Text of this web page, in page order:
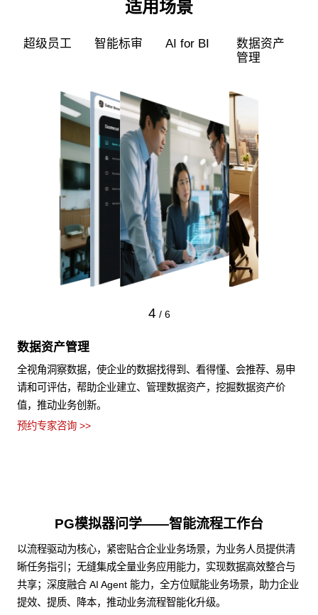
适用场景
超级员工 智能标审 AI for BI
数据资产
管理
4 / 6
数据资产管理
全视角洞察数据，使企业的数据找得到、看得懂、会推荐、易申
请和可评估，帮助企业建立、管理数据资产，挖掘数据资产价
值，推动业务创新。
预约专家咨询 >>
PG模拟器问学——智能流程工作台
以流程驱动为核心，紧密贴合企业业务场景，为业务人员提供清
晰任务指引；无缝集成全量业务应用能力，实现数据高效整合与
共享；深度融合 AI Agent 能力，全方位赋能业务场景，助力企业
提效、提质、降本，推动业务流程智能化升级。